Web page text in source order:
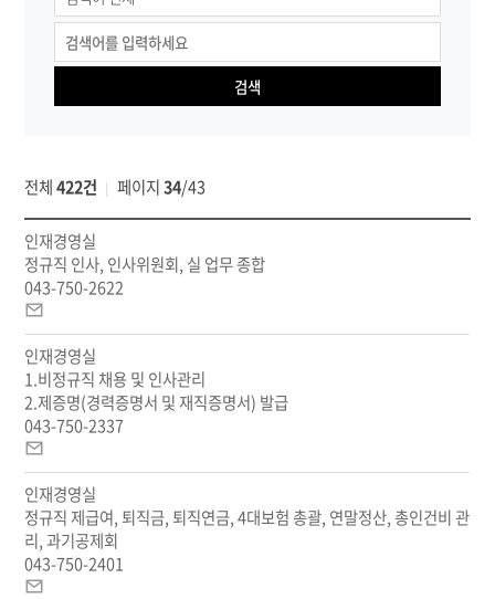
검색
전체422건 페이지34/43
부
서,
담
당
직
무,
전
화
번
호,
이
메
일
안
내
인재경영실
정규직 인사, 인사위원회, 실 업무 종합
043-750-2622
메
일
인재경영실
1.비정규직 채용 및 인사관리
2.제증명(경력증명서 및 재직증명서) 발급
043-750-2337
메
일
인재경영실
정규직 제급여, 퇴직금, 퇴직연금, 4대보험 총괄, 연말정산, 총인건비 관
리, 과기공제회
043-750-2401